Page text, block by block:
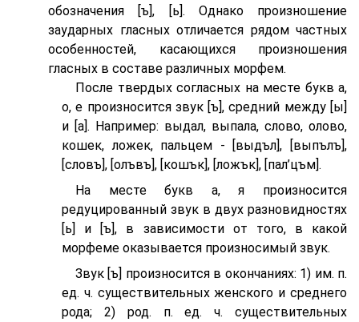
обозначения [ъ], [ь]. Однако произношение
заударных гласных отличается рядом частных
особенностей, касающихся произношения
гласных в составе различных морфем.
После твердых согласных на месте букв а,
о, е произносится звук [ъ], средний между [ы]
и [а]. Например: выдал, выпала, слово, олово,
кошек, ложек, пальцем - [выдъл], [выпълъ],
[словъ], [олъвъ], [кошък], [ложък], [пал’цъм].
На месте букв а, я произносится
редуцированный звук в двух разновидностях
[ь] и [ъ], в зависимости от того, в какой
морфеме оказывается произносимый звук.
Звук [ъ] произносится в окончаниях: 1) им. п.
ед. ч. существительных женского и среднего
рода; 2) род. п. ед. ч. существительных